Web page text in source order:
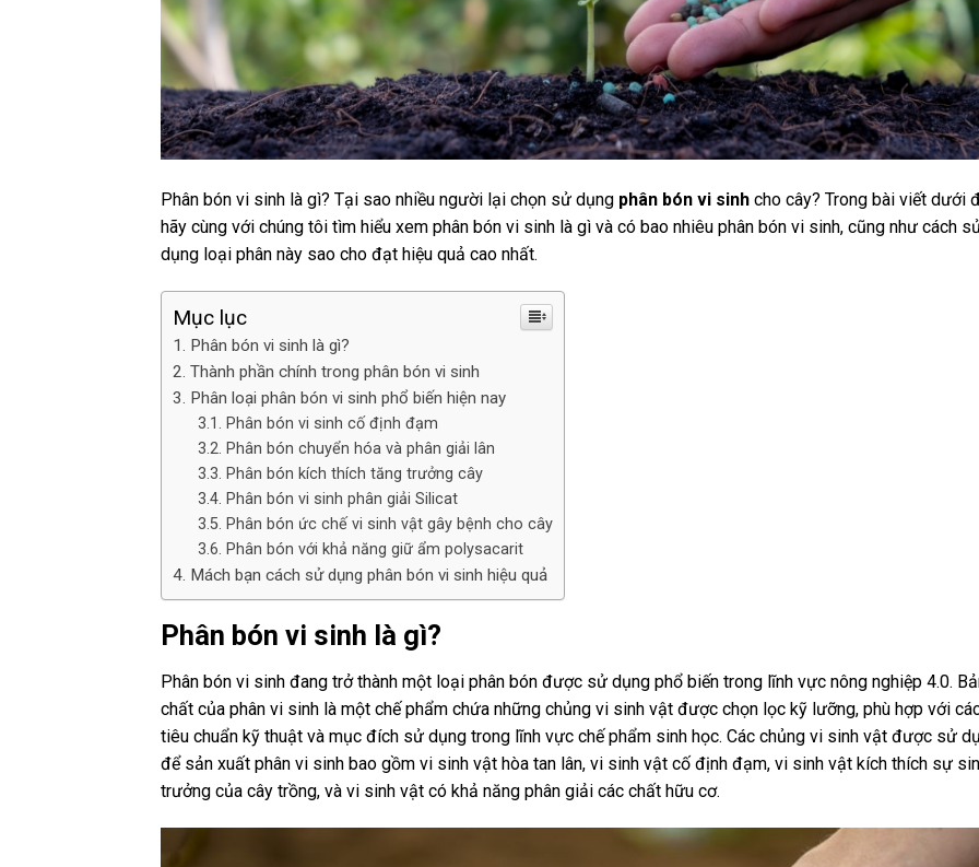
Phân bón vi sinh là gì? Tại sao nhiều người lại chọn sử dụng phân bón vi sinh cho cây? Trong bài viết dưới
hãy cùng với chúng tôi tìm hiểu xem phân bón vi sinh là gì và có bao nhiêu phân bón vi sinh, cũng như cách
dụng loại phân này sao cho đạt hiệu quả cao nhất.
Mục lục
Phân bón vi sinh là gì?
Thành phần chính trong phân bón vi sinh
Phân loại phân bón vi sinh phổ biến hiện nay
Phân bón vi sinh cố định đạm
Phân bón chuyển hóa và phân giải lân
Phân bón kích thích tăng trưởng cây
Phân bón vi sinh phân giải Silicat
Phân bón ức chế vi sinh vật gây bệnh cho cây
Phân bón với khả năng giữ ẩm polysacarit
Mách bạn cách sử dụng phân bón vi sinh hiệu quả
Phân bón vi sinh là gì?
Phân bón vi sinh đang trở thành một loại phân bón được sử dụng phổ biến trong lĩnh vực nông nghiệp 4.0.
chất của phân vi sinh là một chế phẩm chứa những chủng vi sinh vật được chọn lọc kỹ lưỡng, phù hợp với
tiêu chuẩn kỹ thuật và mục đích sử dụng trong lĩnh vực chế phẩm sinh học. Các chủng vi sinh vật được sử
để sản xuất phân vi sinh bao gồm vi sinh vật hòa tan lân, vi sinh vật cố định đạm, vi sinh vật kích thích sự
trưởng của cây trồng, và vi sinh vật có khả năng phân giải các chất hữu cơ.